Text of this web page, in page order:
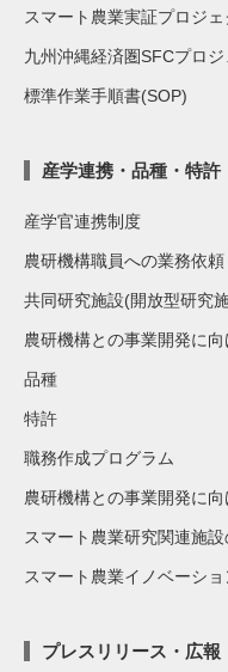
スマート農業実証プロジェ
九州沖縄経済圏SFCプロジ
標準作業手順書(SOP)
産学連携・品種・特許
産学官連携制度
農研機構職員への業務依頼
共同研究施設(開放型研究
農研機構との事業開発に向
品種
特許
職務作成プログラム
農研機構との事業開発に向
スマート農業研究関連施設
スマート農業イノベーシ
プレスリリース・広報